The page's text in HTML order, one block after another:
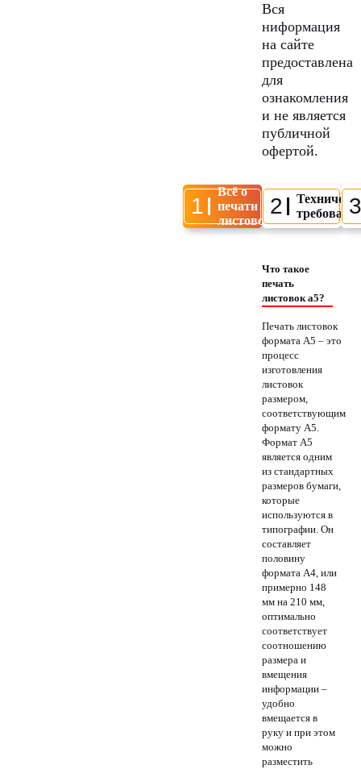
Вся
ниформация
на сайте
предоставлена
для
ознакомления
и не является
публичной
офертой.
1
Всё о
печати
листовок
2 3
Что такое
печать
листовок а5?
Печать листовок
формата A5 – это
процесс
изготовления
листовок
размером,
соответствующим
формату A5.
Формат A5
является одним
из стандартных
размеров бумаги,
которые
используются в
типографии. Он
составляет
половину
формата A4, или
примерно 148
мм на 210 мм,
оптимально
соответствует
соотношению
размера и
вмещения
информации –
удобно
вмещается в
руку и при этом
можно
разместить